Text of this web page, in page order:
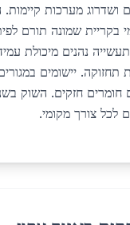
ושדרוג מערכות
בקריית שמונה תורם
נהנים מיכולת
תחזוקה. יישומים
לכל צורך מקומי.